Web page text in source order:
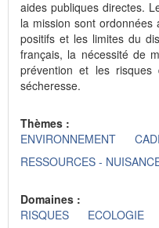
aides publiques directes.
la mission sont
positifs et les limites du
français, la nécessité de
prévention et les risques
sécheresse.
Thèmes :
ENVIRONNEMENT
RESSOURCES -
Domaines :
RISQUES
ECOLOGIE